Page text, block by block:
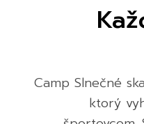
Camp Slnečné
ktorý